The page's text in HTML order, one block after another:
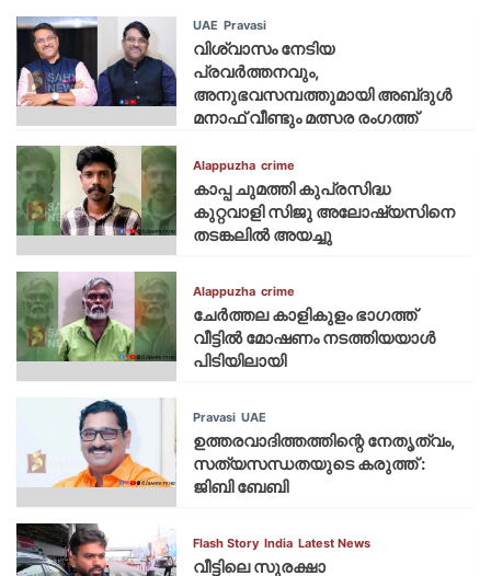
UAE Pravasi
വിശ്വാസം നേടിയ
പ്രവർത്തനവും,
അനുഭവസമ്പത്തുമായി അബ്‌ദുൾ
മനാഫ് വീണ്ടും മത്സര രംഗത്ത്
Alappuzha crime
കാപ്പ ചുമത്തി കുപ്രസിദ്ധ
കുറ്റവാളി സിജു അലോഷ്യസിനെ
തടങ്കലിൽ അയച്ചു
Alappuzha crime
ചേർത്തല കാളികുളം ഭാഗത്ത്
വീട്ടിൽ മോഷണം നടത്തിയയാൾ
പിടിയിലായി
Pravasi UAE
ഉത്തരവാദിത്തത്തിന്റെ നേതൃത്വം,
സത്യസന്ധതയുടെ കരുത്ത് :
ജിബി ബേബി
Flash Story India Latest News
വീട്ടിലെ സുരക്ഷാ